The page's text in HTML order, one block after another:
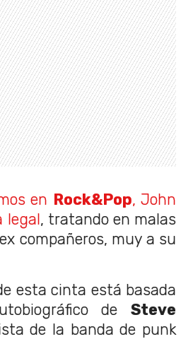
en Rock&Pop, John
legal, tratando en malas
compañeros, muy a su
esta cinta está basada
de Steve
de la banda de punk